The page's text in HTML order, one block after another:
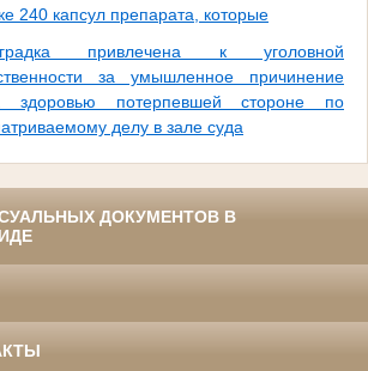
240 капсул препарата, которые
привлечена к уголовной
за умышленное причинение
здоровью потерпевшей стороне по
делу в зале суда
ДОКУМЕНТОВ В